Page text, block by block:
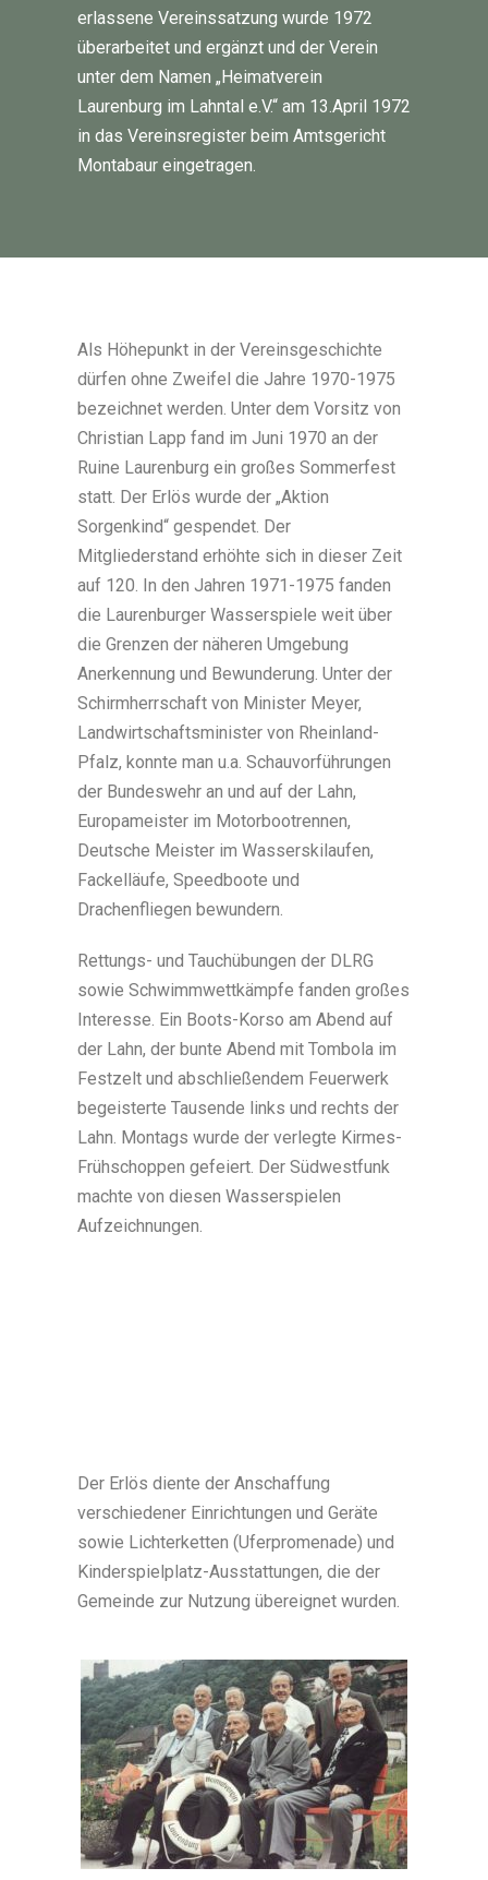
erlassene Vereinssatzung wurde 1972
überarbeitet und ergänzt und der Verein
unter dem Namen „Heimatverein
Laurenburg im Lahntal e.V.“ am 13.April 1972
in das Vereinsregister beim Amtsgericht
Montabaur eingetragen.
Als Höhepunkt in der Vereinsgeschichte
dürfen ohne Zweifel die Jahre 1970-1975
bezeichnet werden. Unter dem Vorsitz von
Christian Lapp fand im Juni 1970 an der
Ruine Laurenburg ein großes Sommerfest
statt. Der Erlös wurde der „Aktion
Sorgenkind“ gespendet. Der
Mitgliederstand erhöhte sich in dieser Zeit
auf 120. In den Jahren 1971-1975 fanden
die Laurenburger Wasserspiele weit über
die Grenzen der näheren Umgebung
Anerkennung und Bewunderung. Unter der
Schirmherrschaft von Minister Meyer,
Landwirtschaftsminister von Rheinland-
Pfalz, konnte man u.a. Schauvorführungen
der Bundeswehr an und auf der Lahn,
Europameister im Motorbootrennen,
Deutsche Meister im Wasserskilaufen,
Fackelläufe, Speedboote und
Drachenfliegen bewundern.
Rettungs- und Tauchübungen der DLRG
sowie Schwimmwettkämpfe fanden großes
Interesse. Ein Boots-Korso am Abend auf
der Lahn, der bunte Abend mit Tombola im
Festzelt und abschließendem Feuerwerk
begeisterte Tausende links und rechts der
Lahn. Montags wurde der verlegte Kirmes-
Frühschoppen gefeiert. Der Südwestfunk
machte von diesen Wasserspielen
Aufzeichnungen.
Der Erlös diente der Anschaffung
verschiedener Einrichtungen und Geräte
sowie Lichterketten (Uferpromenade) und
Kinderspielplatz-Ausstattungen, die der
Gemeinde zur Nutzung übereignet wurden.